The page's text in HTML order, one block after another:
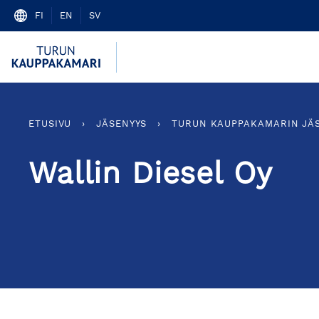
Skip
FI EN SV
ETUSIVU › JÄSENYYS › TURUN KAUPPAKAMARIN
Wallin Diesel Oy